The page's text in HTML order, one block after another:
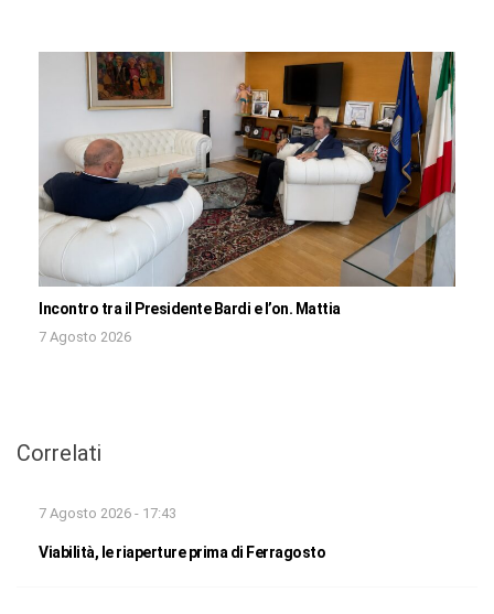
Incontro tra il Presidente Bardi e l’on. Mattia
7 Agosto 2026
Correlati
7 Agosto 2026 - 17:43
Viabilità, le riaperture prima di Ferragosto